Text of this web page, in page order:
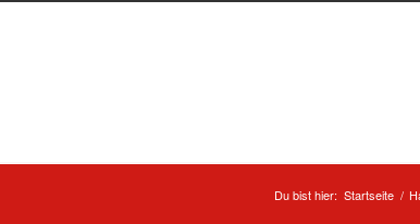
Du bist hier: Startseite /